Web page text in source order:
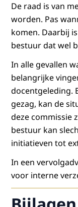
De raad is van
worden. Pas
komen. Daarbij
bestuur dat wel
In alle gevallen
belangrijke
docentgeleding.
gezag, kan de
deze commissie
bestuur kan
initiatieven tot
In een
voor interne